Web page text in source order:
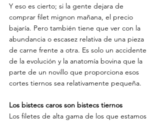
Y eso es cierto; si la gente dejara de
comprar filet mignon mañana, el precio
bajaría. Pero también tiene que ver con la
abundancia o escasez relativa de una pieza
de carne frente a otra. Es solo un accidente
de la evolución y la anatomía bovina que la
parte de un novillo que proporciona esos
cortes tiernos sea relativamente pequeña.
Los bistecs caros son bistecs tiernos
Los filetes de alta gama de los que estamos